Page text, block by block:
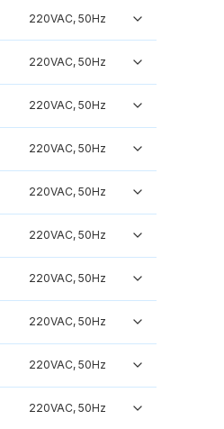
220VAC, 50Hz
220VAC, 50Hz
220VAC, 50Hz
220VAC, 50Hz
220VAC, 50Hz
220VAC, 50Hz
220VAC, 50Hz
220VAC, 50Hz
220VAC, 50Hz
220VAC, 50Hz